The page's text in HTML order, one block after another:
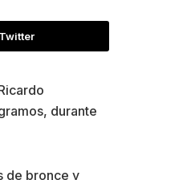
durante
de bronce y